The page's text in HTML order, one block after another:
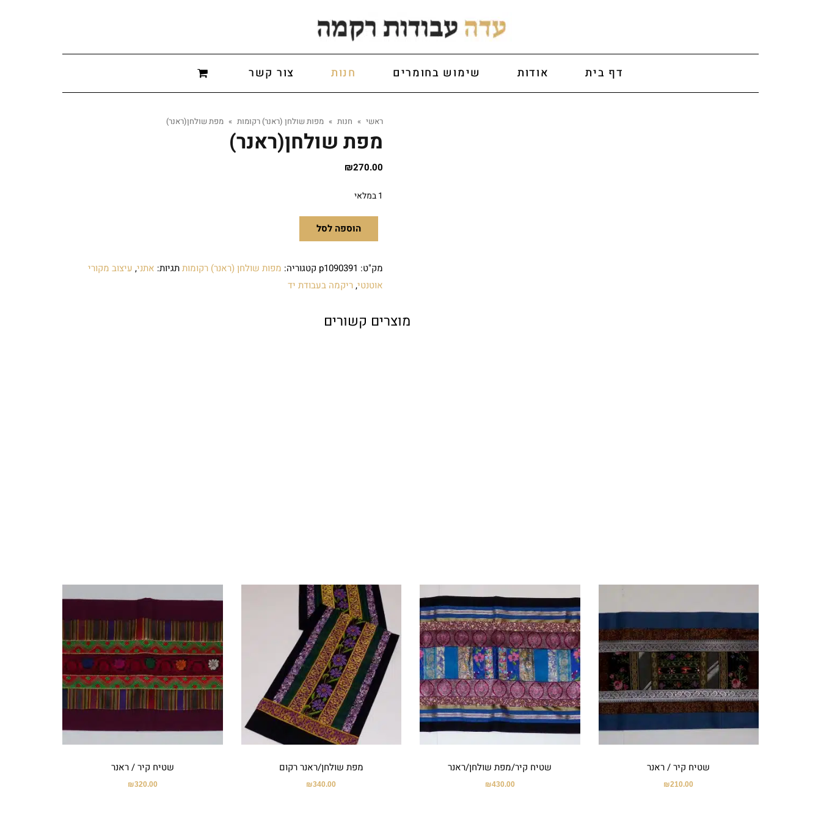
דף בית אודות שימוש בחומרים חנות צור קשר
ראשי » חנות » מפות שולחן (ראנר) רקומות » מפת שולחן(ראנר)
מפת שולחן(ראנר)
₪270.00
1 במלאי
הוספה לסל
מק"ט: p1090391 קטגוריה: מפות שולחן (ראנר) רקומותתגיות: אתני, עיצוב מקורי
אוטנטי,ריקמה בעבודת יד
מוצרים קשורים
שטיח קיר / ראנר
₪210.00
שטיח קיר/מפת שולחן/ראנר
₪430.00
מפת שולחן/ראנר רקום
₪340.00
שטיח קיר / ראנר
₪320.00